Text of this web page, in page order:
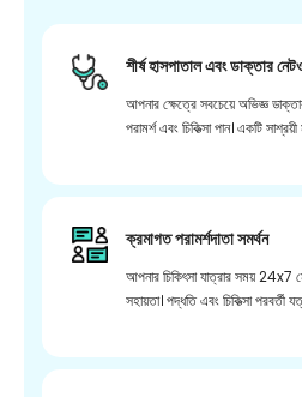
শীর্ষ হাসপাতাল এবং ডাক্তার
আপনার ক্ষেত্রে সবচেয়ে অভিজ্ঞ
পরামর্শ এবং চিকিত্সা পান। একটি
ক্রমাগত পরামর্শদাতা সমর্থন
আপনার চিকিৎসা যাত্রার সময় 24x7
সহায়তা। পদ্ধতি এবং চিকিত্সা পরবর্তী